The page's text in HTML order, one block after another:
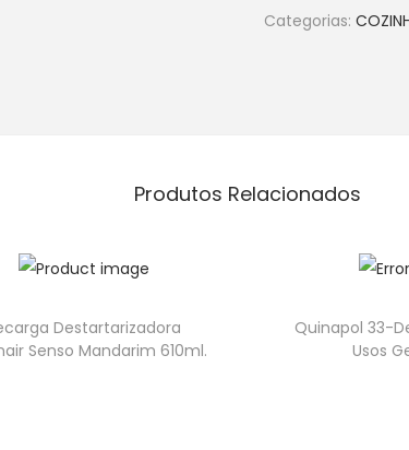
Categorias:
Produtos Relacionados
Destartarizadora
Senso Mandarim 610ml.
Quinapol 33-
Usos